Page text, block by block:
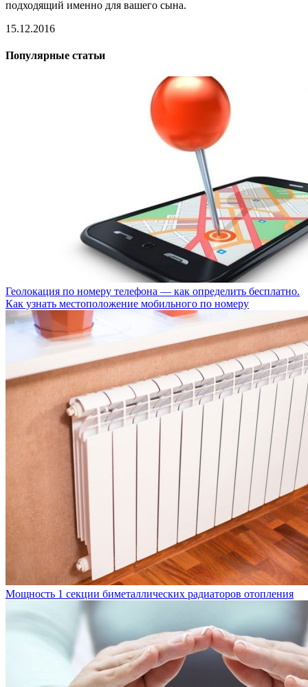
подходящий именно для вашего сына.
15.12.2016
Популярные статьи
Геолокация по номеру телефона — как определить бесплатно.
Как узнать местоположение мобильного по номеру
Мощность 1 секции биметаллических радиаторов отопления